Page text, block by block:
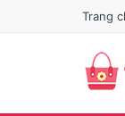
Trang